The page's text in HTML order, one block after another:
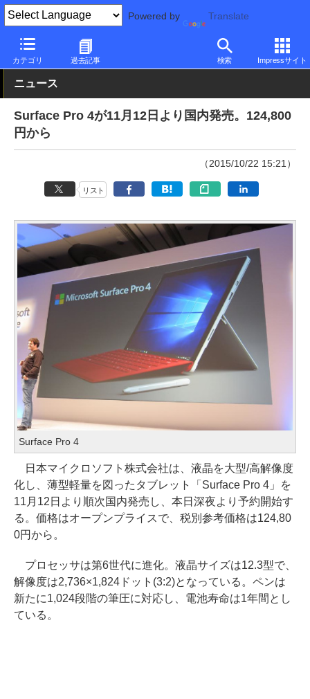
Powered by Translate
カテゴリ 過去記事 検索 Impressサイト
PC Watch パソコン/タブレット/スマートフォン Surface
ニュース
Surface Pro 4が11月12日より国内発売。124,800
円から
（2015/10/22 15:21）
リスト
Surface Pro 4
日本マイクロソフト株式会社は、液晶を大型/高解像度
化し、薄型軽量を図ったタブレット「Surface Pro 4」を
11月12日より順次国内発売し、本日深夜より予約開始す
る。価格はオープンプライスで、税別参考価格は124,80
0円から。
プロセッサは第6世代に進化。液晶サイズは12.3型で、
解像度は2,736×1,824ドット(3:2)となっている。ペンは
新たに1,024段階の筆圧に対応し、電池寿命は1年間とし
ている。